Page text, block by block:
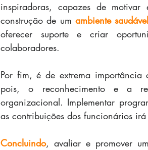
inspiradoras, capazes de
construção de um ambiente
oferecer suporte e criar
colaboradores.
Por fim, é de extrema importância
pois, o reconhecimento e a
organizacional. Implementar
as contribuições dos funcionários
Concluindo, avaliar e promover